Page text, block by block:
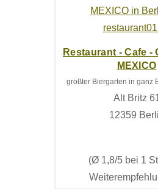
Restaurant - Cafe -
MEXICO
größter Biergarten in ganz
Alt Britz
12359
(Ø 1,8/5 bei 1